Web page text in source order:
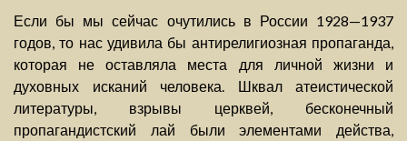
Если бы мы сейчас очутились в России 1928—1937
годов, то нас удивила бы антирелигиозная пропаганда,
которая не оставляла места для личной жизни и
духовных исканий человека. Шквал атеистической
литературы, взрывы церквей, бесконечный
пропагандистский лай были элементами действа,